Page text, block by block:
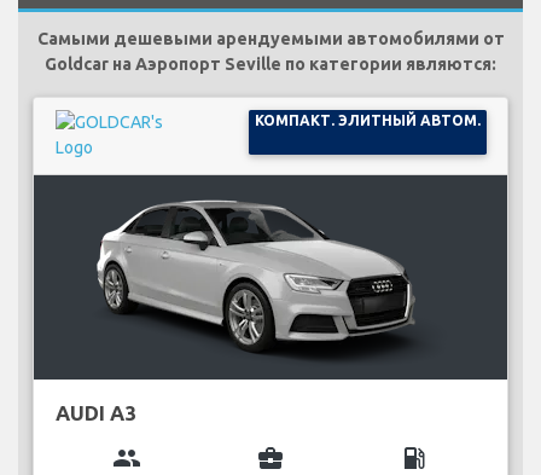
Самыми дешевыми арендуемыми автомобилями от
Goldcar на Аэропорт Seville по категории являются:
КОМПАКТ. ЭЛИТНЫЙ АВТОМ.
AUDI A3
group business_center local_gas_station